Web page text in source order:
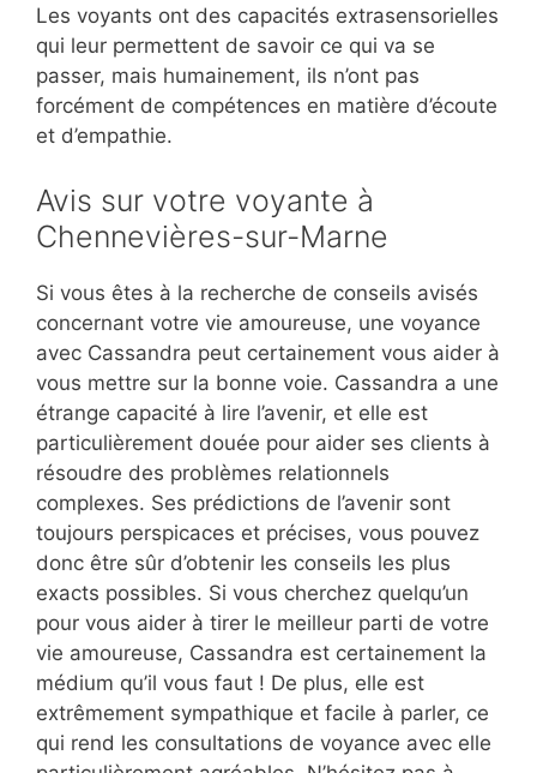
Les voyants ont des capacités extrasensorielles
qui leur permettent de savoir ce qui va se
passer, mais humainement, ils n’ont pas
forcément de compétences en matière d’écoute
et d’empathie.
Avis sur votre voyante à
Chennevières-sur-Marne
Si vous êtes à la recherche de conseils avisés
concernant votre vie amoureuse, une voyance
avec Cassandra peut certainement vous aider à
vous mettre sur la bonne voie. Cassandra a une
étrange capacité à lire l’avenir, et elle est
particulièrement douée pour aider ses clients à
résoudre des problèmes relationnels
complexes. Ses prédictions de l’avenir sont
toujours perspicaces et précises, vous pouvez
donc être sûr d’obtenir les conseils les plus
exacts possibles. Si vous cherchez quelqu’un
pour vous aider à tirer le meilleur parti de votre
vie amoureuse, Cassandra est certainement la
médium qu’il vous faut ! De plus, elle est
extrêmement sympathique et facile à parler, ce
qui rend les consultations de voyance avec elle